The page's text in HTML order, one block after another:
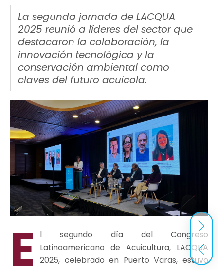
La segunda jornada de LACQUA
2025 reunió a líderes del sector que
destacaron la colaboración, la
innovación tecnológica y la
conservación ambiental como
claves del futuro acuícola.
E
l segundo día del Congreso
Latinoamericano de Acuicultura, LACQUA
2025, celebrado en Puerto Varas, estuvo